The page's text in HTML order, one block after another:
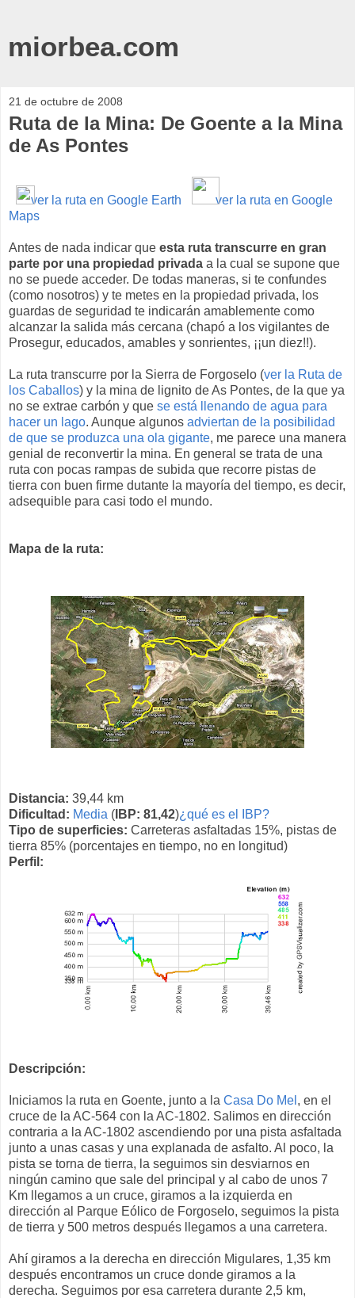
miorbea.com
21 de octubre de 2008
Ruta de la Mina: De Goente a la Mina
de As Pontes
ver la ruta en Google Earth
ver la ruta en Google
Maps
Antes de nada indicar que esta ruta transcurre en gran
parte por una propiedad privada a la cual se supone que
no se puede acceder. De todas maneras, si te confundes
(como nosotros) y te metes en la propiedad privada, los
guardas de seguridad te indicarán amablemente como
alcanzar la salida más cercana (chapó a los vigilantes de
Prosegur, educados, amables y sonrientes, ¡¡un diez!!).
La ruta transcurre por la Sierra de Forgoselo (ver la Ruta de
los Caballos) y la mina de lignito de As Pontes, de la que ya
no se extrae carbón y que se está llenando de agua para
hacer un lago. Aunque algunos adviertan de la posibilidad
de que se produzca una ola gigante, me parece una manera
genial de reconvertir la mina. En general se trata de una
ruta con pocas rampas de subida que recorre pistas de
tierra con buen firme dutante la mayoría del tiempo, es decir,
adsequible para casi todo el mundo.
Mapa de la ruta:
Distancia: 39,44 km
Dificultad: Media ( IBP: 81,42)¿qué es el IBP?
Tipo de superficies: Carreteras asfaltadas 15%, pistas de
tierra 85% (porcentajes en tiempo, no en longitud)
Perfil:
Descripción:
Iniciamos la ruta en Goente, junto a la Casa Do Mel , en el
cruce de la AC-564 con la AC-1802. Salimos en dirección
contraria a la AC-1802 ascendiendo por una pista asfaltada
junto a unas casas y una explanada de asfalto. Al poco, la
pista se torna de tierra, la seguimos sin desviarnos en
ningún camino que sale del principal y al cabo de unos 7
Km llegamos a un cruce, giramos a la izquierda en
dirección al Parque Eólico de Forgoselo, seguimos la pista
de tierra y 500 metros después llegamos a una carretera.
Ahí giramos a la derecha en dirección Migulares, 1,35 km
después encontramos un cruce donde giramos a la
derecha. Seguimos por esa carretera durante 2,5 km,